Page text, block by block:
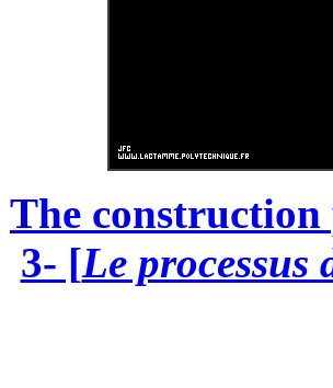
The
3- [Le processus